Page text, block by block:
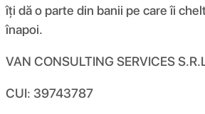
îți dă o parte din banii pe care îi
înapoi.
VAN CONSULTING SERVICES
CUI: 39743787